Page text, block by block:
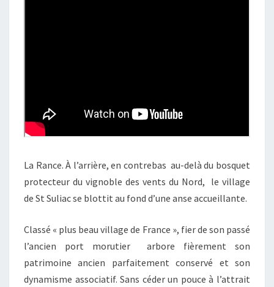
La Rance. À l’arrière, en contrebas au-delà du bosquet
protecteur du vignoble des vents du Nord, le village
de St Suliac se blottit au fond d’une anse accueillante.
Classé « plus beau village de France », fier de son passé
l’ancien port morutier arbore fièrement son
patrimoine ancien parfaitement conservé et son
dynamisme associatif. Sans céder un pouce à l’attrait